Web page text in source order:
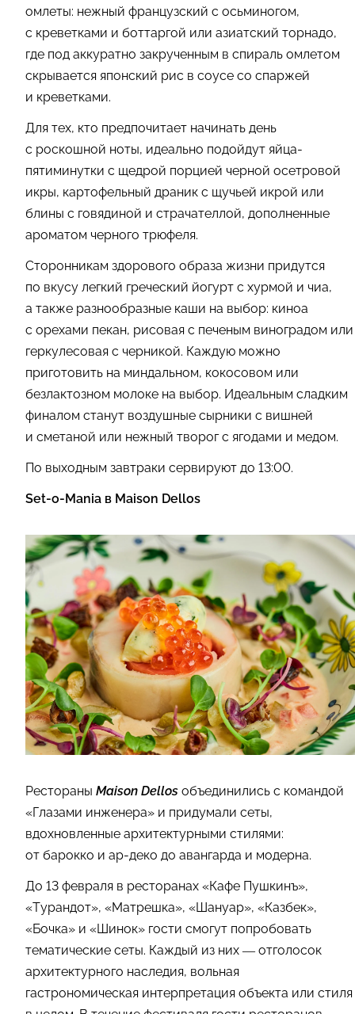
омлеты: нежный французский с осьминогом,
с креветками и боттаргой или азиатский торнадо,
где под аккуратно закрученным в спираль омлетом
скрывается японский рис в соусе со спаржей
и креветками.
Для тех, кто предпочитает начинать день
с роскошной ноты, идеально подойдут яйца-
пятиминутки с щедрой порцией черной осетровой
икры, картофельный драник с щучьей икрой или
блины с говядиной и страчателлой, дополненные
ароматом черного трюфеля.
Сторонникам здорового образа жизни придутся
по вкусу легкий греческий йогурт с хурмой и чиа,
а также разнообразные каши на выбор: киноа
с орехами пекан, рисовая с печеным виноградом или
геркулесовая с черникой. Каждую можно
приготовить на миндальном, кокосовом или
безлактозном молоке на выбор. Идеальным сладким
финалом станут воздушные сырники с вишней
и сметаной или нежный творог с ягодами и медом.
По выходным завтраки сервируют до 13:00.
Set-o-Mania в Maison Dellos
Рестораны Maison Dellos объединились с командой
«Глазами инженера» и придумали сеты,
вдохновленные архитектурными стилями:
от барокко и ар-деко до авангарда и модерна.
До 13 февраля в ресторанах «Кафе Пушкинъ»,
«Турандот», «Матрешка», «Шануар», «Казбек»,
«Бочка» и «Шинок» гости смогут попробовать
тематические сеты. Каждый из них — отголосок
архитектурного наследия, вольная
гастрономическая интерпретация объекта или стиля